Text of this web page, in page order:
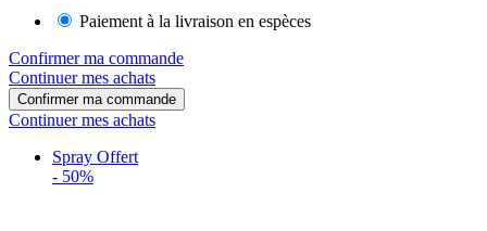
Paiement à la livraison en espèces
Confirmer ma commande
Continuer mes achats
Confirmer ma commande
Continuer mes achats
Spray Offert
- 50%